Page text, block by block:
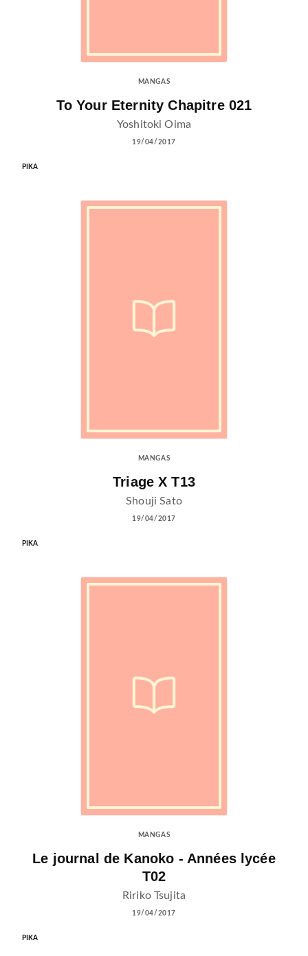
MANGAS
To Your Eternity Chapitre 021
Yoshitoki Oima
19/04/2017
PIKA
MANGAS
Triage X T13
Shouji Sato
19/04/2017
PIKA
MANGAS
Le journal de Kanoko - Années lycée
T02
Ririko Tsujita
19/04/2017
PIKA